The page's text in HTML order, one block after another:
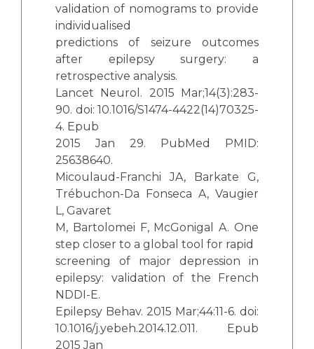
validation of nomograms to provide
individualised
predictions of seizure outcomes
after epilepsy surgery: a
retrospective analysis.
Lancet Neurol. 2015 Mar;14(3):283-
90. doi: 10.1016/S1474-4422(14)70325-
4. Epub
2015 Jan 29. PubMed PMID:
25638640.
Micoulaud-Franchi JA, Barkate G,
Trébuchon-Da Fonseca A, Vaugier
L, Gavaret
M, Bartolomei F, McGonigal A. One
step closer to a global tool for rapid
screening of major depression in
epilepsy: validation of the French
NDDI-E.
Epilepsy Behav. 2015 Mar;44:11-6. doi:
10.1016/j.yebeh.2014.12.011. Epub
2015 Jan